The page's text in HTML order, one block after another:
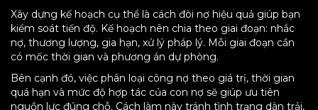
Xây dựng kế hoạch cụ thể là cách đòi nợ hiệu quả giúp bạn
kiểm soát tiến độ. Kế hoạch nên chia theo giai đoạn: nhắc
nợ, thương lượng, gia hạn, xử lý pháp lý. Mỗi giai đoạn cần
có mốc thời gian và phương án dự phòng.
Bên cạnh đó, việc phân loại công nợ theo giá trị, thời gian
quá hạn và mức độ hợp tác của con nợ sẽ giúp ưu tiên
nguồn lực đúng chỗ. Cách làm này tránh tình trạng dàn trải,